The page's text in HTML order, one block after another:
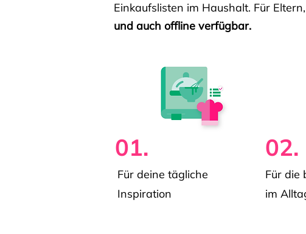
Einkaufslisten im Haushalt. Für
und auch offline verfügbar.
01.
Für deine tägliche
Inspiration
02.
Für die
im